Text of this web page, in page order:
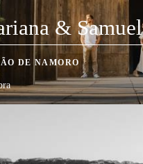
& Samuel
DE NAMORO